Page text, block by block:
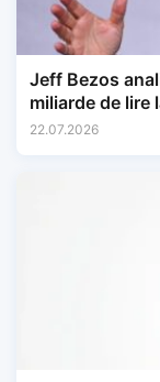
Jeff Bezos
miliarde de lire
22.07.2026